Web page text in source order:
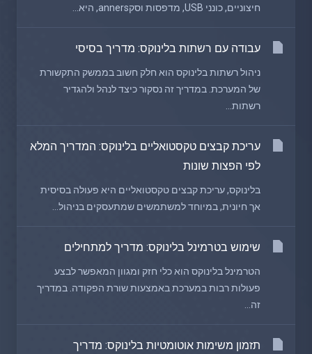
חיצוניים, כונני USB, מדפסות וסקanners, היא...
עבודה עם רשתות בלינוקס: מדריך בסיסי
ניהול רשתות בלינוקס הוא חלק חשוב בממשק התקשורת
של המערכת. במדריך זה נסקור כיצד לנהל ולהגדיר
רשתות...
עריכת קבצים טקסטואליים בלינוקס: המדריך המלא
לפי הפצות שונות
בלינוקס, עריכת קבצים טקסטואליים היא פעולה בסיסית
אך חיונית, במיוחד למשתמשים שמתעסקים בניהול...
שימוש בטרמינל בלינוקס: מדריך למתחילים
הטרמינל בלינוקס הוא כלי חזק ומגוון המאפשר לבצע
פעולות רבות במערכת באמצעות שורת הפקודה. במדריך
זה...
תזמון משימות אוטומטיות בלינוקס: מדריך